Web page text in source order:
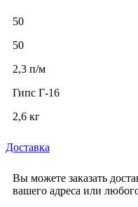
50
50
2,3 п/м
Гипс Г-16
2,6 кг
Доставка
Вы можете заказать
вашего адреса или